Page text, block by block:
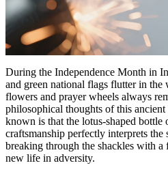
During the Independence Month in
and green national flags flutter in the
flowers and prayer wheels always
philosophical thoughts of this
known is that the lotus-shaped bottle
craftsmanship perfectly interprets
breaking through the shackles with
new life in adversity.